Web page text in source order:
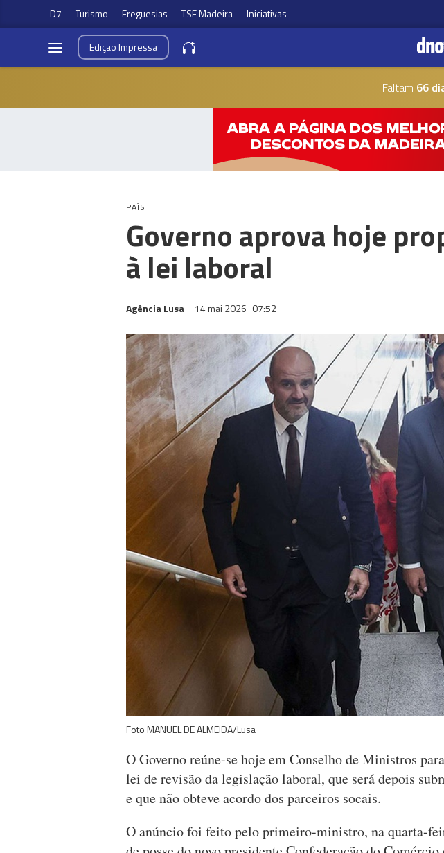
D7 Turismo Freguesias TSF Madeira Iniciativas
EdiçãoImpressa
Faltam 66
PAÍS
Governo aprova hoje
à lei laboral
Agência Lusa 14 mai 2026 07:52
Foto MANUEL DE ALMEIDA/Lusa
O Governo reúne-se hoje em Conselho de Ministros
lei de revisão da legislação laboral, que será depois
e que não obteve acordo dos parceiros socais.
O anúncio foi feito pelo primeiro-ministro, na quarta-